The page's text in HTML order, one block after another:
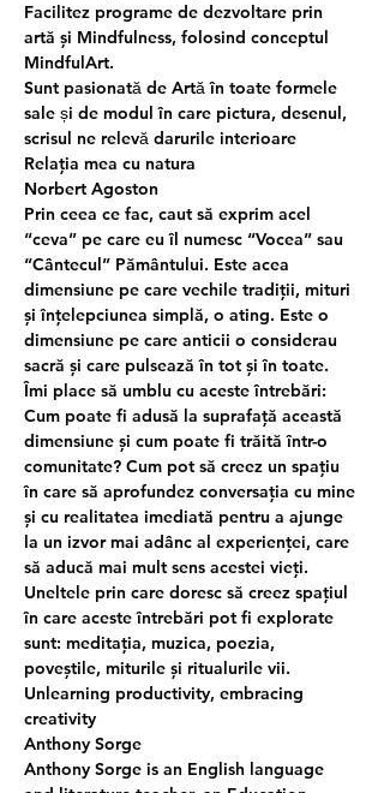
Facilitez programe de dezvoltare prin
artă și Mindfulness, folosind conceptul
MindfulArt.
Sunt pasionată de Artă în toate formele
sale și de modul în care pictura, desenul,
scrisul ne relevă darurile interioare
Relația mea cu natura
Norbert Agoston
Prin ceea ce fac, caut să exprim acel
“ceva” pe care eu îl numesc “Vocea” sau
“Cântecul” Pământului. Este acea
dimensiune pe care vechile tradiții, mituri
și înțelepciunea simplă, o ating. Este o
dimensiune pe care anticii o considerau
sacră și care pulsează în tot și în toate.
Îmi place să umblu cu aceste întrebări:
Cum poate fi adusă la suprafață această
dimensiune și cum poate fi trăită într-o
comunitate? Cum pot să creez un spațiu
în care să aprofundez conversația cu mine
și cu realitatea imediată pentru a ajunge
la un izvor mai adânc al experienței, care
să aducă mai mult sens acestei vieți.
Uneltele prin care doresc să creez spațiul
în care aceste întrebări pot fi explorate
sunt: meditația, muzica, poezia,
poveștile, miturile și ritualurile vii.
Unlearning productivity, embracing
creativity
Anthony Sorge
Anthony Sorge is an English language